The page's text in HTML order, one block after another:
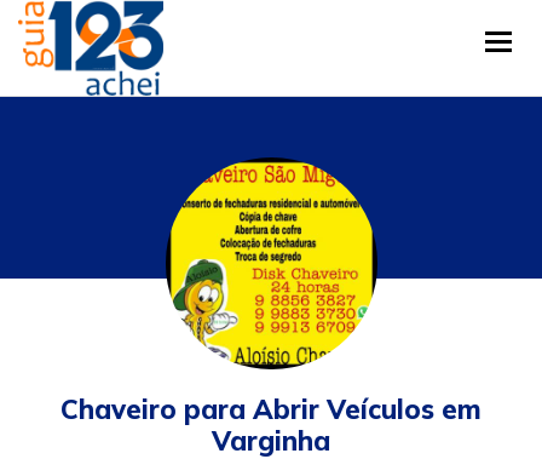
Chaveiro para Abrir Veículos em
Varginha